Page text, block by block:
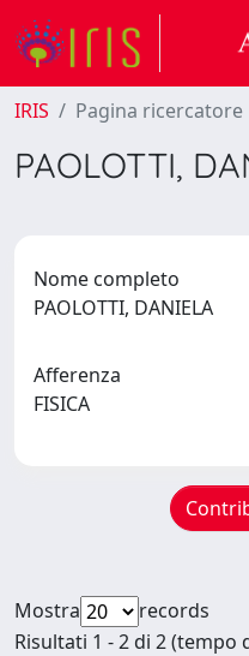
IRIS Pagina ricercatore
PAOLOTTI,
Nome completo
PAOLOTTI, DANIELA
Afferenza
FISICA
Mostra
records
Risultati 1 - 2 di 2 (tempo